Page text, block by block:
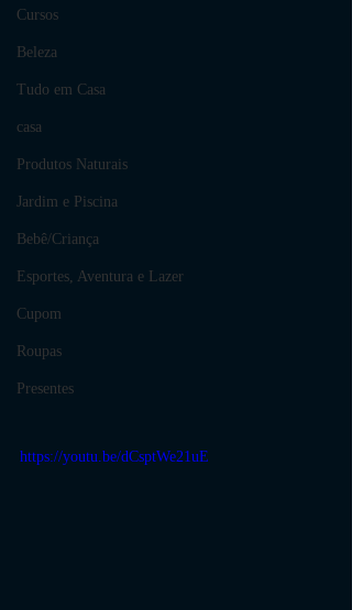
Cursos
Beleza
Tudo em Casa
casa
Produtos Naturais
Jardim e Piscina
Bebê/Criança
Esportes, Aventura e Lazer
Cupom
Roupas
Presentes
https://youtu.be/dCsptWe21uE